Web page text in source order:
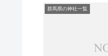
群馬県の神社一覧